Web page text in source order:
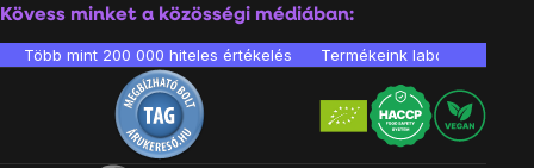
Kövess minket a közösségi médiában:
Több mint 200 000 hiteles értékelés Termékeink